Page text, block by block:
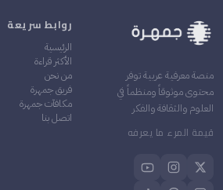
منصة معرفية عربية توفر
محتوى موثوقاً ومنظماً في
العلوم والثقافة والفكر
قيمة المرء ما يعرفه
روابط سريعة
الرئيسية
الأكثر قراءة
من نحن
فريق جمهرة
مكافآت جمهرة
اتصل بنا